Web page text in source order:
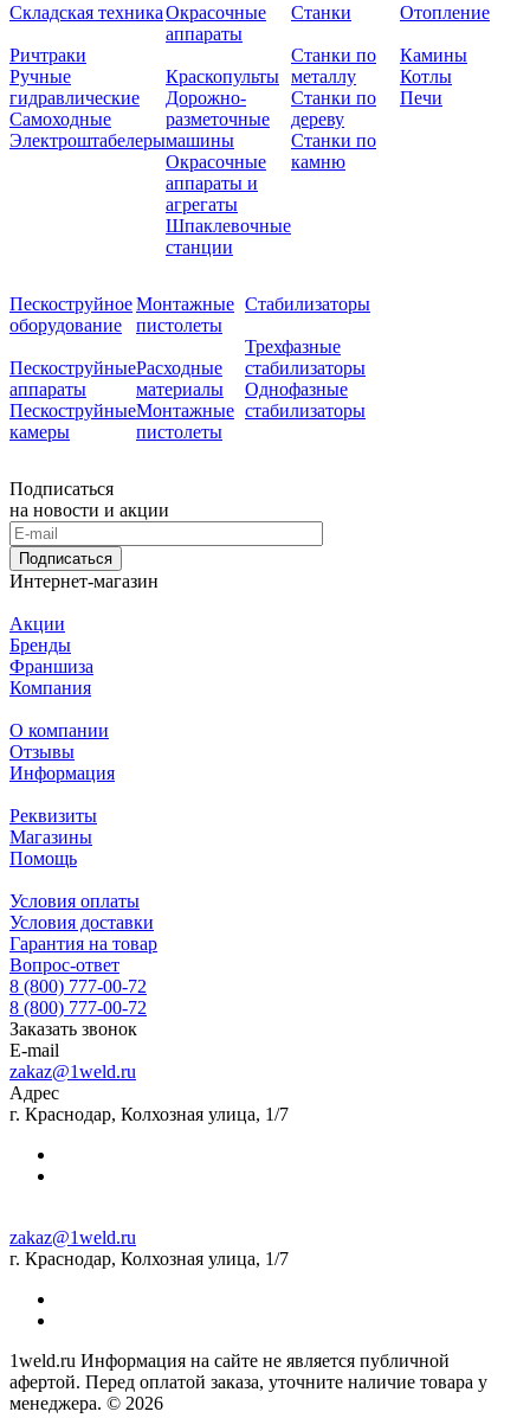
Складская техника
Ричтраки
Ручные
гидравлические
Самоходные
Электроштабелеры
Окрасочные
аппараты
Краскопульты
Дорожно-
разметочные
машины
Окрасочные
аппараты и
агрегаты
Шпаклевочные
станции
Станки
Станки по
металлу
Станки по
дереву
Станки по
камню
Отопление
Камины
Котлы
Печи
Пескоструйное
оборудование
Пескоструйные
аппараты
Пескоструйные
камеры
Монтажные
пистолеты
Расходные
материалы
Монтажные
пистолеты
Стабилизаторы
Трехфазные
стабилизаторы
Однофазные
стабилизаторы
Подписаться
на новости и акции
Подписаться
Интернет-магазин
Акции
Бренды
Франшиза
Компания
О компании
Отзывы
Информация
Реквизиты
Магазины
Помощь
Условия оплаты
Условия доставки
Гарантия на товар
Вопрос-ответ
8 (800) 777-00-72
8 (800) 777-00-72
Заказать звонок
E-mail
zakaz@1weld.ru
Адрес
г. Краснодар, Колхозная улица, 1/7
zakaz@1weld.ru
г. Краснодар, Колхозная улица, 1/7
1weld.ru Информация на сайте не является публичной
афертой. Перед оплатой заказа, уточните наличие товара у
менеджера. © 2026